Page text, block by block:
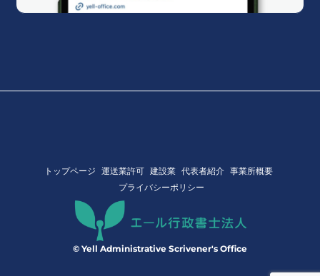
トップページ 運送業許可 建設業 代表者紹介 事業所概要
プライバシーポリシー
© Yell Administrative Scrivener's Office